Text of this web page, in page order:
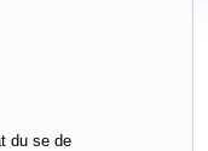
du se de